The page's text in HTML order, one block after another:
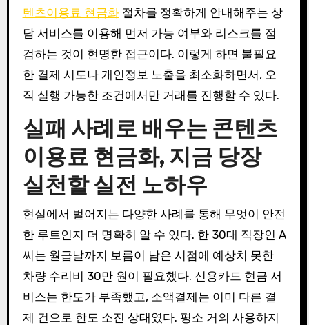
텐츠이용료 현금화절차를 정확하게 안내해주는 상
담 서비스를 이용해 먼저 가능 여부와 리스크를 점
검하는 것이 현명한 접근이다. 이렇게 하면 불필요
한 결제 시도나 개인정보 노출을 최소화하면서, 오
직 실행 가능한 조건에서만 거래를 진행할 수 있다.
실패 사례로 배우는 콘텐츠
이용료 현금화, 지금 당장
실천할 실전 노하우
현실에서 벌어지는 다양한 사례를 통해 무엇이 안전
한 루트인지 더 명확히 알 수 있다. 한 30대 직장인 A
씨는 월급날까지 보름이 남은 시점에 예상치 못한
차량 수리비 30만 원이 필요했다. 신용카드 현금 서
비스는 한도가 부족했고, 소액결제는 이미 다른 결
제 건으로 한도 소진 상태였다. 평소 거의 사용하지